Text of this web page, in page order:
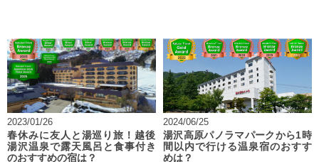
2023/01/26
春休みに友人と湯巡り旅！越後
湯沢温泉で露天風呂と食事付き
のおすすめの宿は？
2024/06/25
湯沢高原パノラマパークから1時
間以内で行ける温泉宿のおすす
めは？